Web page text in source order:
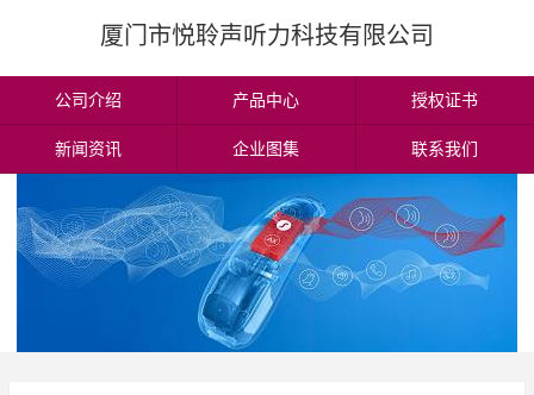
厦门市悦聆声听力科技有限公司
公司介绍 产品中心 授权证书
新闻资讯 企业图集 联系我们